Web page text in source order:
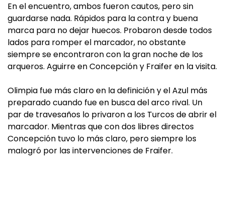
En el encuentro, ambos fueron cautos, pero sin
guardarse nada. Rápidos para la contra y buena
marca para no dejar huecos. Probaron desde todos
lados para romper el marcador, no obstante
siempre se encontraron con la gran noche de los
arqueros. Aguirre en Concepción y Fraifer en la visita.
Olimpia fue más claro en la definición y el Azul más
preparado cuando fue en busca del arco rival. Un
par de travesaños lo privaron a los Turcos de abrir el
marcador. Mientras que con dos libres directos
Concepción tuvo lo más claro, pero siempre los
malogró por las intervenciones de Fraifer.